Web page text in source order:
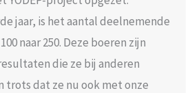
jaar, is het aantal deelnemende
naar 250. Deze boeren zijn
die ze bij anderen
trots dat ze nu ook met onze